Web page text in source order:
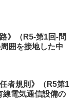
》（R5-第1回-問
囲を接地した中
者規則》（R5第1
線電気通信設備の